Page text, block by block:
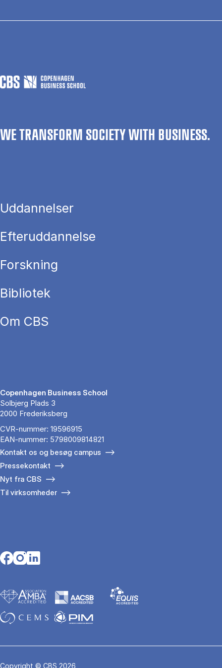
WE TRANSFORM SOCIETY WITH BUSINESS.
Uddannelser
Efteruddannelse
Forskning
Bibliotek
Om CBS
Copenhagen Business School
Solbjerg Plads 3
2000 Frederiksberg
CVR-nummer: 19596915
EAN-nummer: 5798009814821
Kontakt os og besøg campus
Pressekontakt
Nyt fra CBS
Til virksomheder
Opens in a new tab
Opens in a new tab
Opens in a new tab
Copyright © CBS 2026